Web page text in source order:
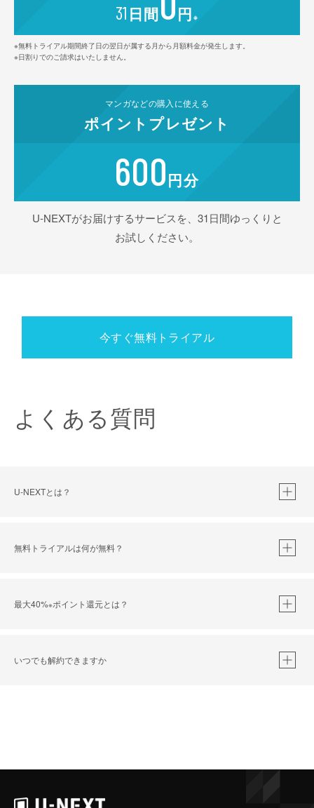
31 日間 円 ※
※無料トライアル期間終了日の翌日が属する月から月額料金が発生します。
※日割りでのご請求はいたしません。
マンガなどの購入に使える
ポイント プレゼント
600円分
U-NEXTがお届けするサービスを、31日間ゆっくりと
お試しください。
今すぐ無料トライアル
よくある質問
U-NEXTとは？
無料トライアルは何が無料？
最大40%※ポイント還元とは？
いつでも解約できますか